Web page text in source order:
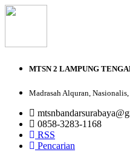
MTSN 2 LAMPUNG
Madrasah Alquran,
0858-3283-1168
RSS
Pencarian